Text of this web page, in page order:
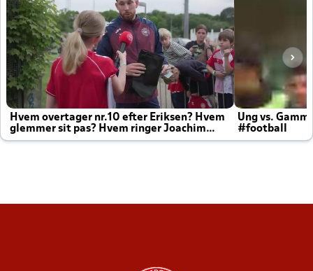
Hvem overtager nr.10 efter Eriksen? Hvem
glemmer sit pas? Hvem ringer Joachim
altid til efter kampe?
Ung vs.
#football